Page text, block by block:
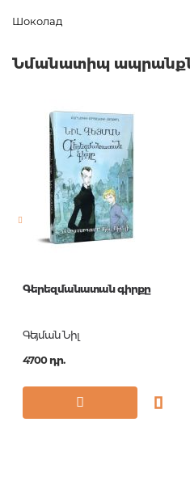
Шоколад
Քաշ
Նորույթ
Էջերի քանակ
Կազմ
Չափս
ISBN
Նմանատիպ
Գերեզմանատան գիրքը
Գեյման Նիլ
4700 դր.